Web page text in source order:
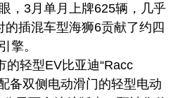
3月单月上牌625辆，几乎
的插混车型海狮6贡献了约四
擎。
轻型EV比亚迪“Racc
备双侧电动滑门的轻型电动